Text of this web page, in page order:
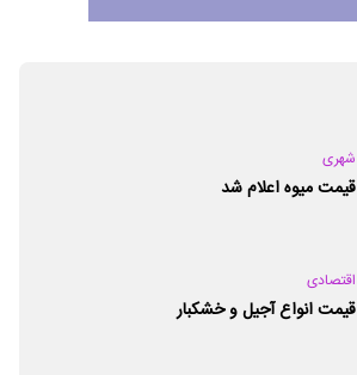
شهری
قیمت میوه اعلام شد
اقتصادی
قیمت انواع آجیل و خشکبار